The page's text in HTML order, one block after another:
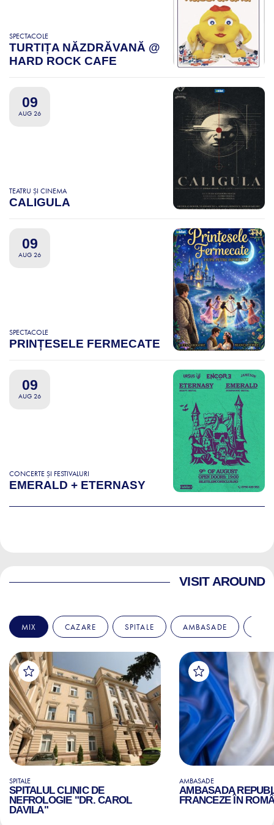
SPECTACOLE
TURTIȚA NĂZDRĂVANĂ @
HARD ROCK CAFE
09
AUG 26
TEATRU ȘI CINEMA
CALIGULA
09
AUG 26
SPECTACOLE
PRINȚESELE FERMECATE
09
AUG 26
CONCERTE ȘI FESTIVALURI
EMERALD + ETERNASY
VISIT AROUND
MIX CAZARE SPITALE AMBASADE
SPITALE
SPITALUL CLINIC DE
NEFROLOGIE "DR. CAROL
DAVILA"
AMBASADE
AMBASADA
FRANCEZE ÎN